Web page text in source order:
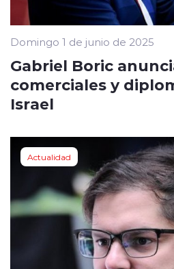
Domingo 1 de junio de 2025
Gabriel Boric
comerciales y
Israel
Actualidad